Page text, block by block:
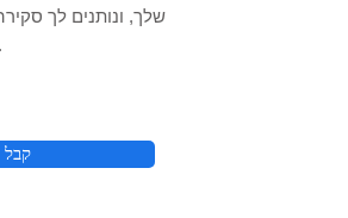
שלך, ונותנים לך
קבלת ההחלטות.
קבל